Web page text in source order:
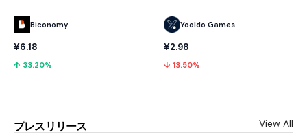
Biconomy
¥6.18
↑ 33.20%
Yooldo Games
¥2.98
↓ 13.50%
プレスリリース View All